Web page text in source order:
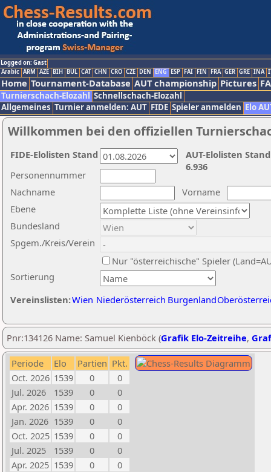
Logged on: Gast
Arabic ARM AZE BIH BUL CAT CHN CRO CZE DEN ENG ESP FAI FIN FRA GER GRE INA
Home Tournament-Database AUT championship Pictures
Turnierschach-Elozahl Schnellschach-Elozahl
Allgemeines Turnier anmelden: AUT FIDE Spieler anmelden Elo
Willkommen bei den offiziellen
Nachname
Vorname
Ebene
Sortierung
Personennummer
Bundesland
Spgem./Kreis/Verein
Nur "österreichische" Spieler
Vereinslisten:Wien Niederösterreich Burgenland
AUT-Elolisten
6.936
FIDE-Elolisten Stand
Pnr:134126 Name: Samuel Kienböck (Grafik Elo-Zeitreihe,
Periode Elo Partien Pkt.
Oct. 2026 1539 0
0
Jul. 2026
1539 0
0
Apr. 2026 1539 0
0
Jan. 2026 1539 0
0
Oct. 2025 1539 0
0
Jul. 2025
1539 0
0
Apr. 2025 1539 0
0